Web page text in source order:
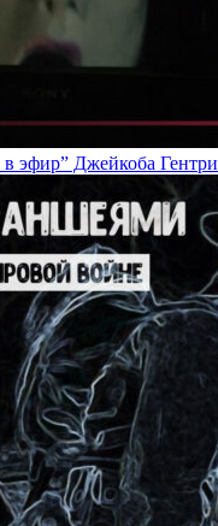
эфир” Джейкоба Гентри